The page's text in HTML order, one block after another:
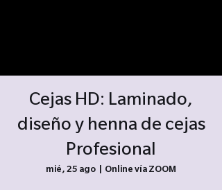
Cejas HD: Laminado,
diseño y henna de cejas
Profesional
mié, 25 ago Online vía ZOOM